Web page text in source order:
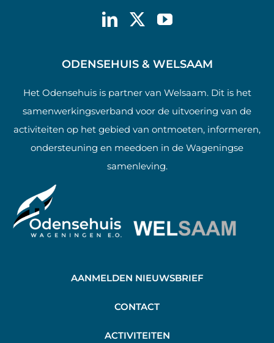
ODENSEHUIS & WELSAAM
Het Odensehuis is partner van Welsaam. Dit is het
samenwerkingsverband voor de uitvoering van de
activiteiten op het gebied van ontmoeten, informeren,
ondersteuning en meedoen in de Wageningse
samenleving.
AANMELDEN NIEUWSBRIEF
CONTACT
ACTIVITEITEN